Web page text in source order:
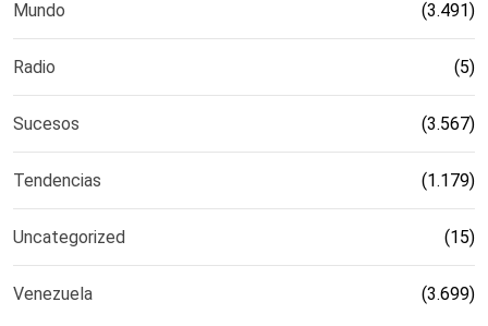
Mundo (3.491)
Radio (5)
Sucesos (3.567)
Tendencias (1.179)
Uncategorized (15)
Venezuela (3.699)